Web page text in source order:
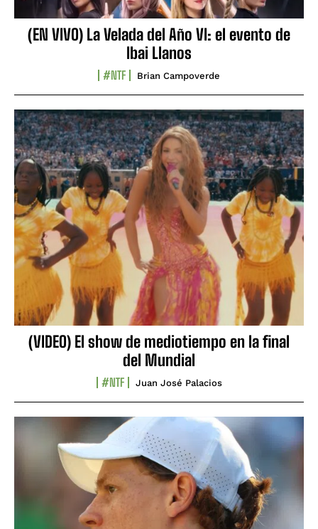
(EN VIVO) La Velada del Año VI: el evento de
Ibai Llanos
#NTF Brian Campoverde
(VIDEO) El show de mediotiempo en la final
del Mundial
#NTF Juan José Palacios